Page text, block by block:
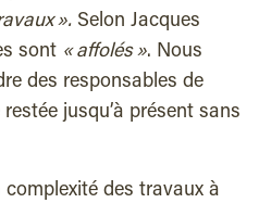
». Selon Jacques
sont « affolés ». Nous
des responsables de
jusqu’à présent sans
complexité des travaux à